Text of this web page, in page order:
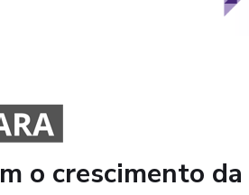
o crescimento